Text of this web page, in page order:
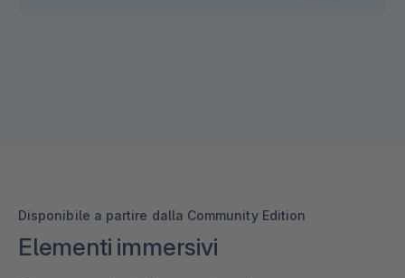
Disponibile a partire dalla Community Edition
Elementi immersivi